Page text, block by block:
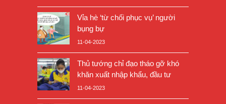
Vỉa hè ‘từ chối phục vụ’ người
bụng bự
11-04-2023
Thủ tướng chỉ đạo tháo gỡ khó
khăn xuất nhập khẩu, đầu tư
11-04-2023